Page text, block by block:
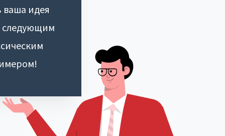
ваша идея
следующим